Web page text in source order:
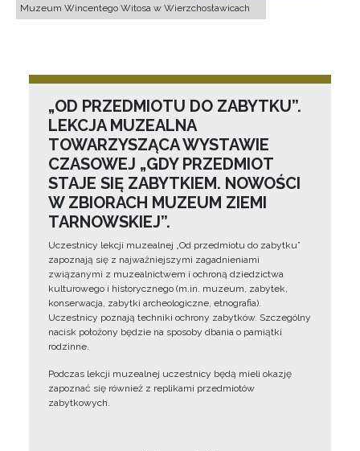
Muzeum Wincentego Witosa w Wierzchosławicach
„OD PRZEDMIOTU DO ZABYTKU”.
LEKCJA MUZEALNA
TOWARZYSZĄCA WYSTAWIE
CZASOWEJ „GDY PRZEDMIOT
STAJE SIĘ ZABYTKIEM. NOWOŚCI
W ZBIORACH MUZEUM ZIEMI
TARNOWSKIEJ”.
Uczestnicy lekcji muzealnej „Od przedmiotu do zabytku”
zapoznają się z najważniejszymi zagadnieniami
związanymi z muzealnictwem i ochroną dziedzictwa
kulturowego i historycznego (m.in. muzeum, zabytek,
konserwacja, zabytki archeologiczne, etnografia).
Uczestnicy poznają techniki ochrony zabytków. Szczególny
nacisk położony będzie na sposoby dbania o pamiątki
rodzinne.
Podczas lekcji muzealnej uczestnicy będą mieli okazję
zapoznać się również z replikami przedmiotów
zabytkowych.